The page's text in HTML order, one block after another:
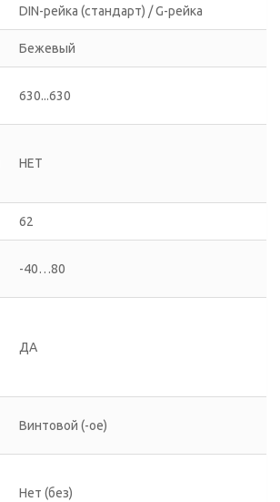
DIN-рейка (стандарт) / G-рейка
Бежевый
630...630
НЕТ
62
-40…80
ДА
Винтовой (-ое)
Нет (без)